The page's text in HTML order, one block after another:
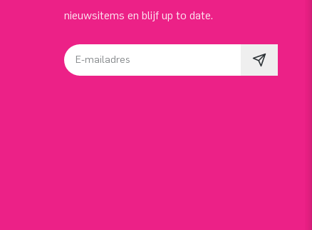
nieuwsitems en blijf up to date.
E-mailadres